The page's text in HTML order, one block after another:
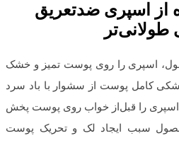
از اسپری ضدتعریق
طولانی‌تر
اسپری را روی پوست تمیز و خشک
کامل پوست از سشوار با باد سرد
اسپری را قبل‌از خواب روی پوست پخش
محصول سبب ایجاد لک و تحریک پوست